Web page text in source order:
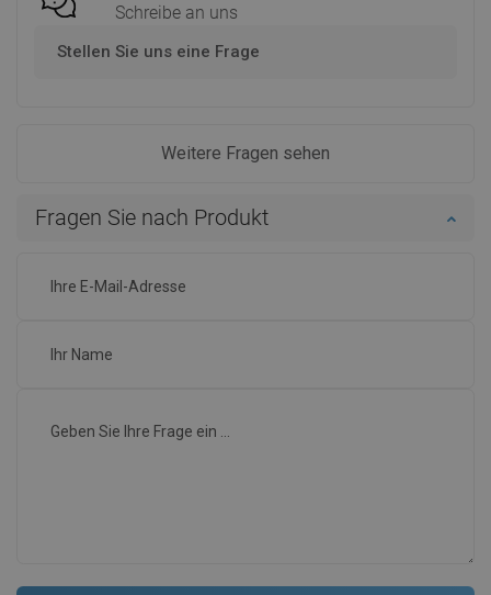
Schreibe an uns
Stellen Sie uns eine Frage
Weitere Fragen sehen
Fragen Sie nach Produkt